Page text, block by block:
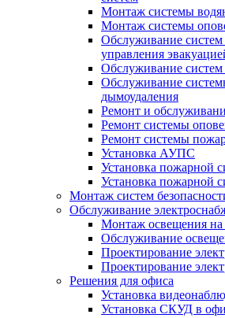
Монтаж системы
Монтаж системы
Обслуживание
управления
Обслуживание
Обслуживание
дымоудаления
Ремонт и
Ремонт системы
Ремонт системы
Установка АУПС
Установка пожарной
Установка пожарной
Монтаж систем
Обслуживание
Монтаж освещения на
Обслуживание
Проектирование
Проектирование
Решения для офиса
Установка
Установка СКУД в